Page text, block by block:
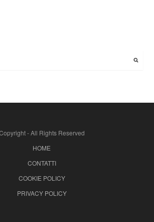
- All Rights Reserved
HOME
CONTATTI
COOKIE POLICY
PRIVACY POLICY